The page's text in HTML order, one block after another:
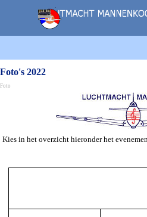
Foto's 2022
Foto
Kies in het overzicht hieronder het